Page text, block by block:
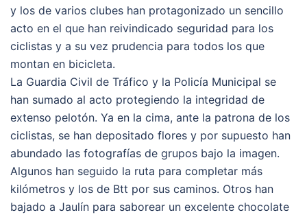
y los de varios clubes han protagonizado un sencillo
acto en el que han reivindicado seguridad para los
ciclistas y a su vez prudencia para todos los que
montan en bicicleta.
La Guardia Civil de Tráfico y la Policía Municipal se
han sumado al acto protegiendo la integridad de
extenso pelotón. Ya en la cima, ante la patrona de los
ciclistas, se han depositado flores y por supuesto han
abundado las fotografías de grupos bajo la imagen.
Algunos han seguido la ruta para completar más
kilómetros y los de Btt por sus caminos. Otros han
bajado a Jaulín para saborear un excelente chocolate